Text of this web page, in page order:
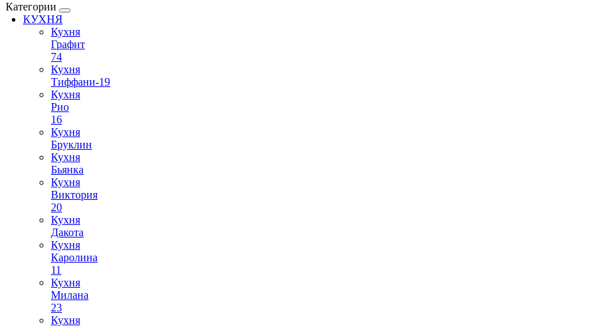
Категории
КУХНЯ
Кухня
Графит
74
Кухня
Тиффани-19
Кухня
Рио
16
Кухня
Бруклин
Кухня
Бьянка
Кухня
Виктория
20
Кухня
Дакота
Кухня
Каролина
11
Кухня
Милана
23
Кухня